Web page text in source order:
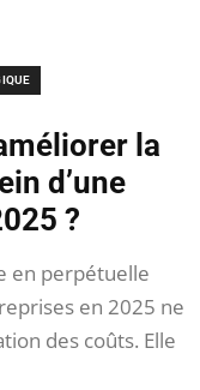
la
d’une
?
en perpétuelle
en 2025 ne
des coûts. Elle